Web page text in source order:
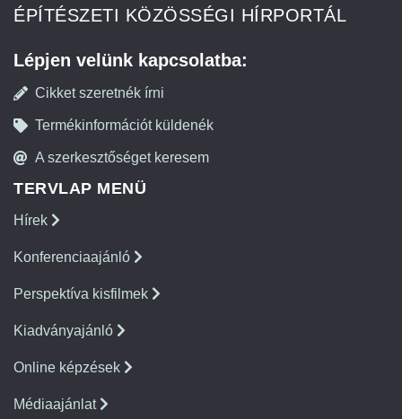
ÉPÍTÉSZETI KÖZÖSSÉGI HÍRPORTÁL
Lépjen velünk kapcsolatba:
Cikket szeretnék írni
Termékinformációt küldenék
A szerkesztőséget keresem
TERVLAP MENÜ
Hírek
Konferenciaajánló
Perspektíva kisfilmek
Kiadványajánló
Online képzések
Médiaajánlat